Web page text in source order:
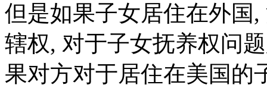
但是如果子女居住在外国
辖权, 对于子女抚养权问
果对方对于居住在美国的